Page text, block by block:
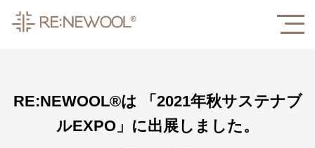
RE:NEWOOL®は 「2021年秋サステナブ
ルEXPO」に出展しました。